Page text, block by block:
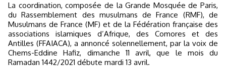
La coordination, composée de la Grande Mosquée de Paris,
du Rassemblement des musulmans de France (RMF), de
Musulmans de France (MF) et de la Fédération française des
associations islamiques d’Afrique, des Comores et des
Antilles (FFAIACA), a annoncé solennellement, par la voix de
Chems-Eddine Hafiz, dimanche 11 avril, que le mois du
Ramadan 1442/2021 débute mardi 13 avril.